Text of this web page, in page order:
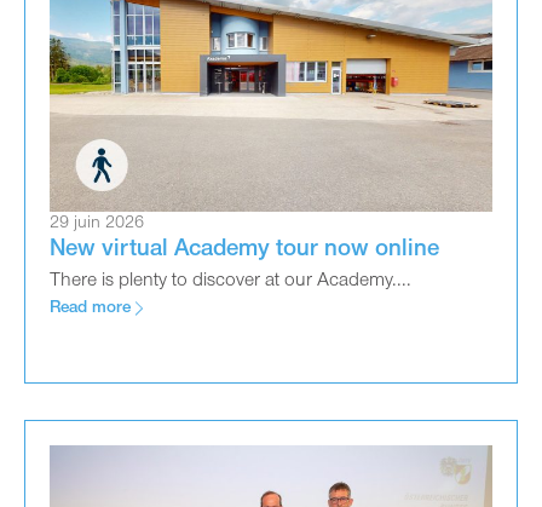
29 juin 2026
New virtual Academy tour now online
There is plenty to discover at our Academy....
Read more